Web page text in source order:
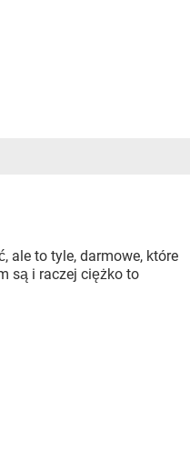
ale to tyle, darmowe, które
są i raczej ciężko to